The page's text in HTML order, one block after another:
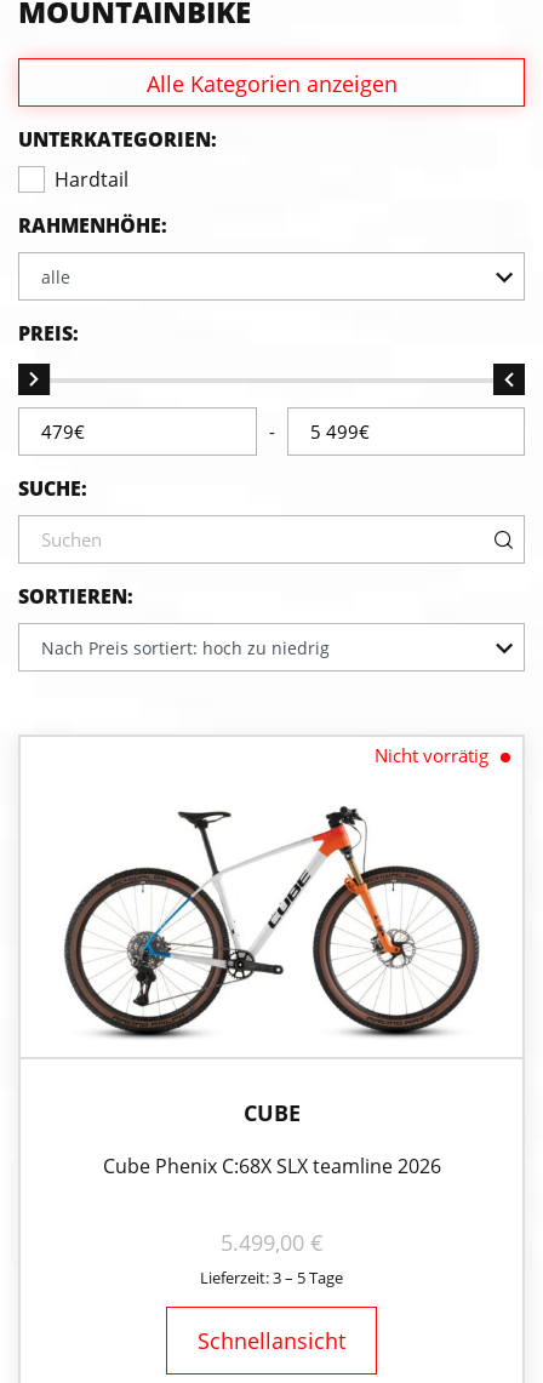
MOUNTAINBIKE
Alle Kategorien anzeigen
UNTERKATEGORIEN:
Hardtail
RAHMENHÖHE:
alle
PREIS:
-
SUCHE:
SORTIEREN:
Nach Preis sortiert: hoch zu niedrig
Nicht vorrätig
CUBE
Cube Phenix C:68X SLX teamline 2026
5.499,00 €
Lieferzeit: 3 – 5 Tage
Schnellansicht